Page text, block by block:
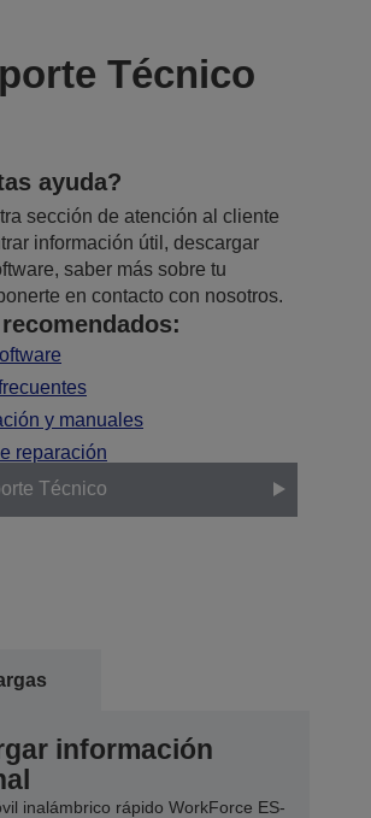
Técnico
ayuda?
sección de atención al cliente
información útil, descargar
saber más sobre tu
en contacto con nosotros.
y manuales
reparación
Técnico
información
inalámbrico rápido WorkForce ES-